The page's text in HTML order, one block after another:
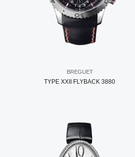
BREGUET
TYPE XXII FLYBACK 3880